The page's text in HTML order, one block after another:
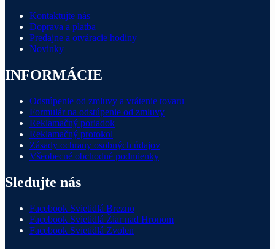
Kontaktujte nás
Doprava a platba
Predajne a otváracie hodiny
Novinky
INFORMÁCIE
Odstúpenie od zmluvy a vrátenie tovaru
Formulár na odstúpenie od zmluvy
Reklamačný poriadok
Reklamačný protokol
Zásady ochrany osobných údajov
Všeobecné obchodné podmienky
Sledujte nás
Facebook Svietidlá Brezno
Facebook Svietidlá Žiar nad Hronom
Facebook Svietidlá Zvolen